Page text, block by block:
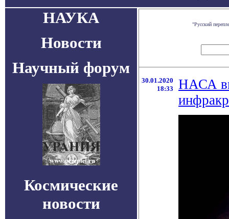
НАУКА
Новости
Научный форум
Космические
новости
"Русский
30.01.2020
18:33
НАСА